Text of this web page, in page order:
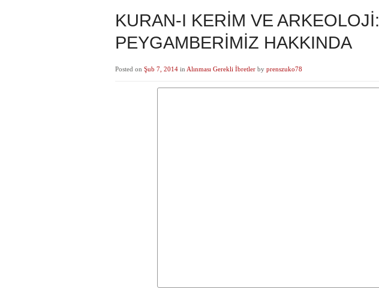
KURAN-I KERİM VE ARKEOLOJİ:
PEYGAMBERİMİZ HAKKINDA
Posted on Şub 7, 2014 in Alınması Gerekli İbretler by prenszuko78